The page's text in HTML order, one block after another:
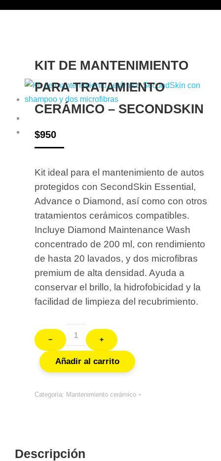
KIT DE MANTENIMIENTO
PARA TRATAMIENTO
CERÁMICO – SECONDSKIN
$950
Kit ideal para el mantenimiento de autos
protegidos con SecondSkin Essential,
Advance o Diamond, así como con otros
tratamientos cerámicos compatibles.
Incluye Diamond Maintenance Wash
concentrado de 200 ml, con rendimiento
de hasta 20 lavados, y dos microfibras
premium de alta densidad. Ayuda a
conservar el brillo, la hidrofobicidad y la
facilidad de limpieza del recubrimiento.
﹣ ﹢
Añadir al carrito
Categoría: Mantenimiento cerámico
Descripción